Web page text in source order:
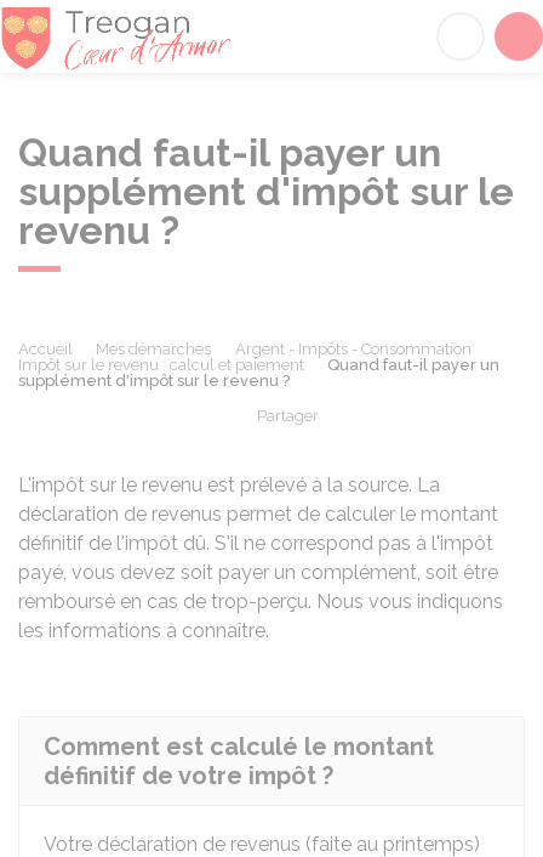
Quand faut-il payer un
supplément d'impôt sur le
revenu ?
Accueil Mes démarches
Argent - Impôts - Consommation
Impôt sur le revenu : calcul et paiement
Quand faut-il payer un
supplément d'impôt sur le revenu ?
Partager
L'impôt sur le revenu est prélevé à la source. La
déclaration de revenus permet de calculer le montant
définitif de l'impôt dû. S'il ne correspond pas à l'impôt
payé, vous devez soit payer un complément, soit être
remboursé en cas de trop-perçu. Nous vous indiquons
les informations à connaître.
Comment est calculé le montant
définitif de votre impôt ?
Votre déclaration de revenus (faite au printemps)